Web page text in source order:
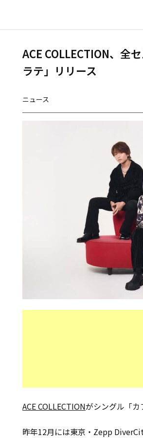
ACE COLLECTION、全
ラテ」リリース
ニュース
ACE COLLECTIONがシングル「カ
昨年12月には東京・Zepp